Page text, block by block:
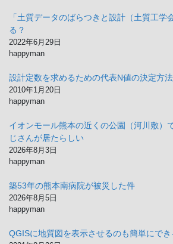
「土質データのばらつきと設計（土質工学
る？
2022年6月29日
happyman
設計定数を求めるための代表N値の決定方法
2010年1月20日
happyman
イオンモール熊本の近くの公園（河川敷）
じさんが居たらしい
2026年8月3日
happyman
築53年の熊本南病院が被災した件
2026年8月5日
happyman
QGISに地質図を表示させるのも簡単にで